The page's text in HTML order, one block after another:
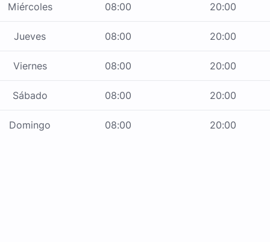
Miércoles 08:00 20:00
Jueves 08:00 20:00
Viernes 08:00 20:00
Sábado 08:00 20:00
Domingo 08:00 20:00